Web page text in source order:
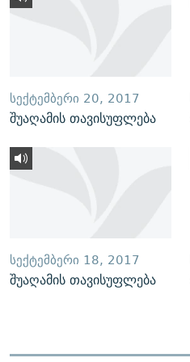
ᲡᲔᲥᲢᲔᲛᲑᲔᲠᲘ 20, 2017
შუაღამის თავისუფლება
ᲡᲔᲥᲢᲔᲛᲑᲔᲠᲘ 18, 2017
შუაღამის თავისუფლება